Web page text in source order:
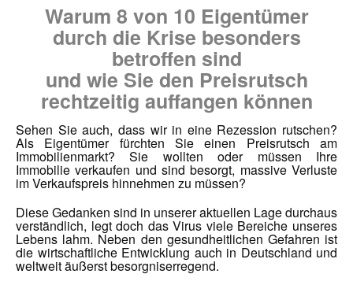
Warum 8 von 10 Eigentümer
durch die Krise besonders
betroffen sind
und wie Sie den Preisrutsch
rechtzeitig auffangen können
Sehen Sie auch, dass wir in eine Rezession rutschen?
Als Eigentümer fürchten Sie einen Preisrutsch am
Immobilienmarkt? Sie wollten oder müssen Ihre
Immobilie verkaufen und sind besorgt, massive Verluste
im Verkaufspreis hinnehmen zu müssen?
Diese Gedanken sind in unserer aktuellen Lage durchaus
verständlich, legt doch das Virus viele Bereiche unseres
Lebens lahm. Neben den gesundheitlichen Gefahren ist
die wirtschaftliche Entwicklung auch in Deutschland und
weltweit äußerst besorgniserregend.